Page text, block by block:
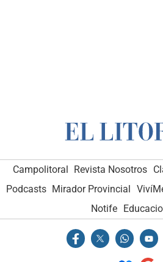
Campolitoral Revista Nosotros
Podcasts Mirador Provincial
Notife